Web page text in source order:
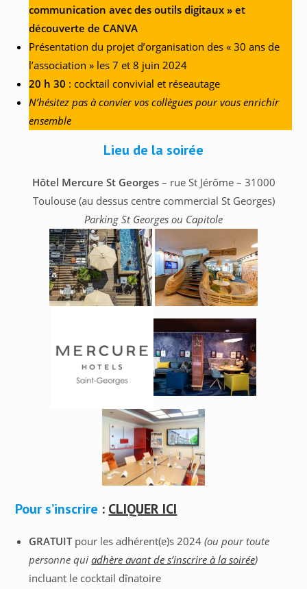
communication avec des outils digitaux » et
découverte de CANVA
Présentation du projet d’organisation des « 30 ans de
l’association » les 7 et 8 juin 2024
20 h 30 : cocktail convivial et réseautage
N’hésitez pas à convier vos collègues pour vous enrichir
ensemble
Lieu de la soirée
Hôtel Mercure St Georges – rue St Jérôme – 31000
Toulouse (au dessus centre commercial St Georges)
Parking St Georges ou Capitole
Pour s’inscrire : CLIQUER ICI
GRATUITpour les adhérent(e)s 2024(ou pour toute
personne quiadhère avant de s’inscrire à la soirée)
incluant le cocktail dînatoire